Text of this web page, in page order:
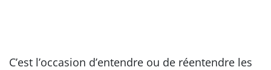
C’est l’occasion d’entendre ou de réentendre les